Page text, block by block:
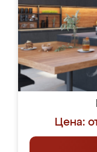
Цена: